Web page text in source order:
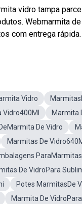
vidro tampa
Webmarmita
com entrega rápida.
Vidro
Vidro400Ml Marmita
De Vidro
Marmitas De
De VidroPara
Potes MarmitasDe
Marmita De